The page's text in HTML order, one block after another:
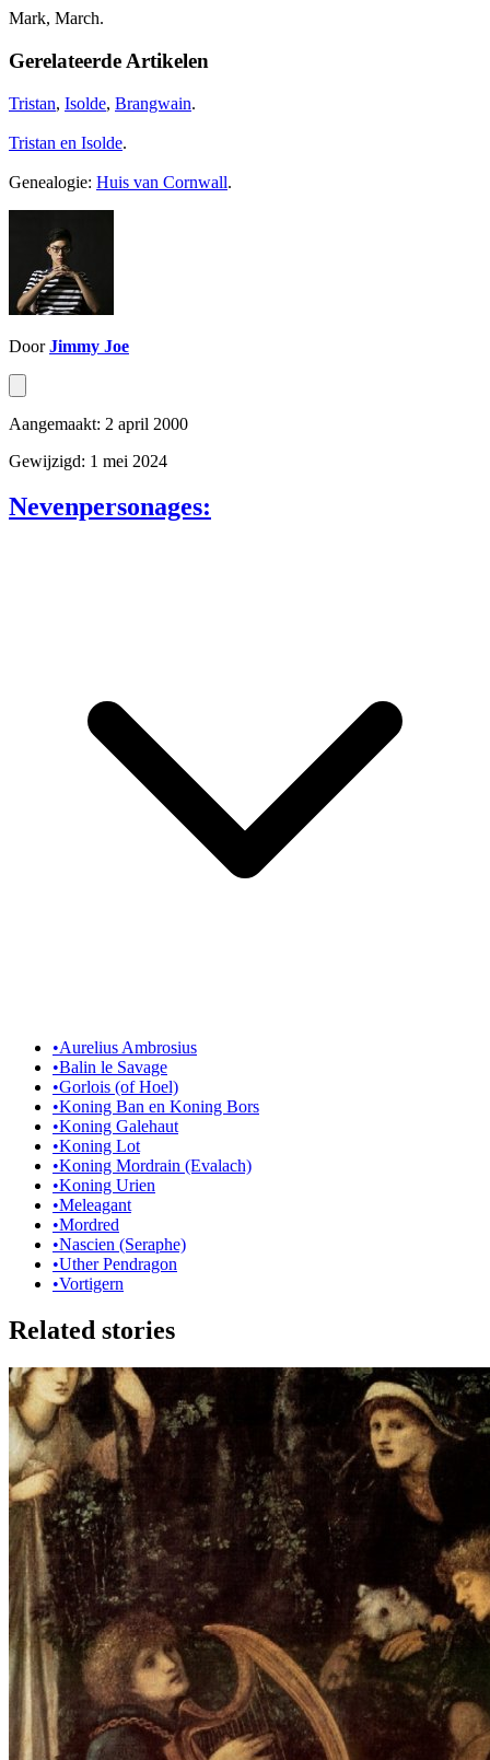
Mark, March.
Gerelateerde Artikelen
Tristan, Isolde, Brangwain.
Tristan en Isolde.
Genealogie: Huis van Cornwall.
DoorJimmy Joe
Aangemaakt: 2 april 2000
Gewijzigd: 1 mei 2024
Nevenpersonages:
•Aurelius Ambrosius
•Balin le Savage
•Gorlois (of Hoel)
•Koning Ban en Koning Bors
•Koning Galehaut
•Koning Lot
•Koning Mordrain (Evalach)
•Koning Urien
•Meleagant
•Mordred
•Nascien (Seraphe)
•Uther Pendragon
•Vortigern
Related stories